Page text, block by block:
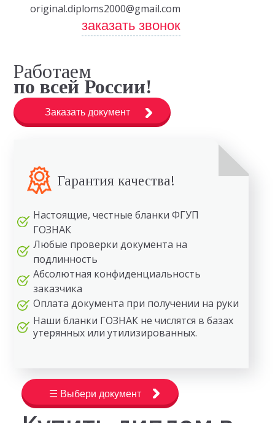
original.diploms2000@gmail.com
заказать звонок
Работаем
по всей России!
Заказать документ
Гарантия качества!
Настоящие, честные бланки ФГУП
ГОЗНАК
Любые проверки документа на
подлинность
Абсолютная конфиденциальность
заказчика
Оплата документа при получении на руки
Наши бланки ГОЗНАК не числятся в базах
утерянных или утилизированных.
☰ Выбери документ